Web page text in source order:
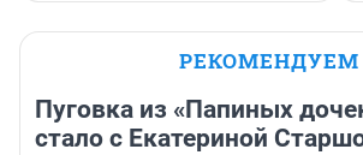
РЕКОМЕНДУЕМ
Пуговка из «Папиных
стало с Екатериной